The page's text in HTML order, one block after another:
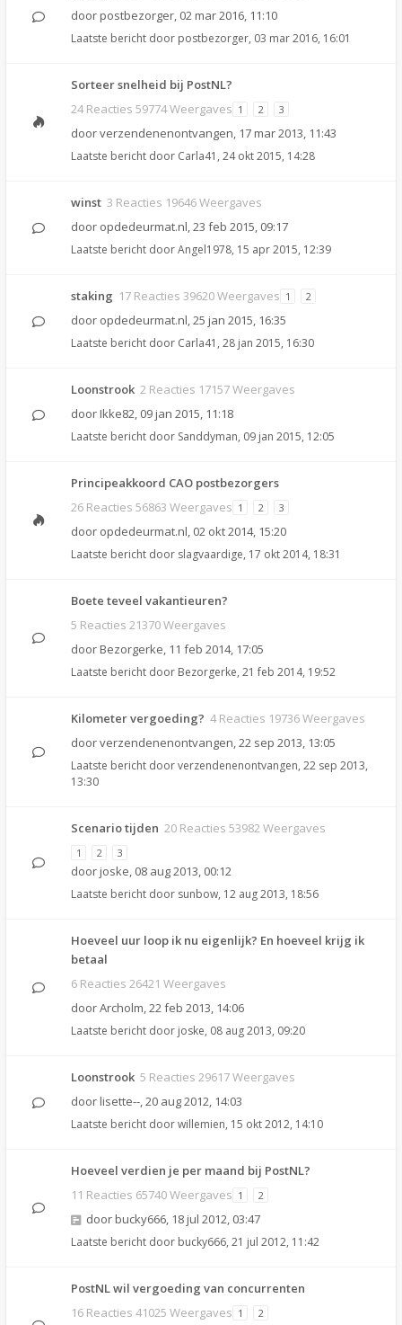
door postbezorger, 02 mar 2016, 11:10
Laatste bericht door postbezorger, 03 mar 2016, 16:01
Sorteer snelheid bij PostNL?
24 Reacties 59774 Weergaves 1 2 3
doorverzendenenontvangen, 17 mar 2013, 11:43
Laatste bericht door Carla41 , 24 okt 2015, 14:28
winst 3 Reacties 19646 Weergaves
door opdedeurmat.nl,23 feb 2015, 09:17
Laatste bericht doorAngel1978, 15 apr 2015, 12:39
staking 17 Reacties 39620 Weergaves 1 2
door opdedeurmat.nl,25 jan 2015, 16:35
Laatste bericht door Carla41 , 28 jan 2015, 16:30
Loonstrook 2 Reacties 17157 Weergaves
door Ikke82, 09 jan 2015, 11:18
Laatste bericht door Sanddyman, 09 jan 2015, 12:05
Principeakkoord CAO postbezorgers
26 Reacties 56863 Weergaves 1 2 3
door opdedeurmat.nl, 02 okt 2014, 15:20
Laatste bericht door slagvaardige, 17 okt 2014, 18:31
Boete teveel vakantieuren?
5 Reacties 21370 Weergaves
door Bezorgerke, 11 feb 2014, 17:05
Laatste bericht door Bezorgerke, 21 feb 2014, 19:52
Kilometer vergoeding? 4 Reacties 19736 Weergaves
doorverzendenenontvangen,22 sep 2013, 13:05
Laatste bericht doorverzendenenontvangen, 22 sep 2013,
13:30
Scenario tijden 20 Reacties 53982 Weergaves
1 2 3
door joske, 08 aug 2013, 00:12
Laatste bericht door sunbow, 12 aug 2013, 18:56
Hoeveel uur loop ik nu eigenlijk? En hoeveel krijg ik
betaal
6 Reacties 26421 Weergaves
doorArcholm,22 feb 2013, 14:06
Laatste bericht door joske, 08 aug 2013, 09:20
Loonstrook 5 Reacties 29617 Weergaves
door lisette--,20 aug 2012, 14:03
Laatste bericht doorwillemien, 15 okt 2012, 14:10
Hoeveel verdien je per maand bij PostNL?
11 Reacties 65740 Weergaves 1 2
door bucky666, 18 jul 2012, 03:47
Laatste bericht door bucky666, 21 jul 2012, 11:42
PostNL wil vergoeding van concurrenten
16 Reacties 41025 Weergaves 1 2